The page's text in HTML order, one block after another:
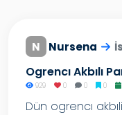
N Nursena
Ogrencı Akbılı
929 0 0 0
Dün ogrencı